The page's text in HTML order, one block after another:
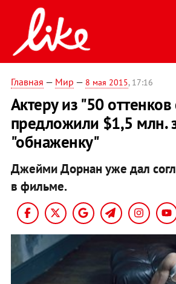
Главная — Мир — 8 мая 2015, 17:16
Актеру из "50 оттенков
предложили $1,5 млн.
"обнаженку"
Джейми Дорнан уже дал
в фильме.